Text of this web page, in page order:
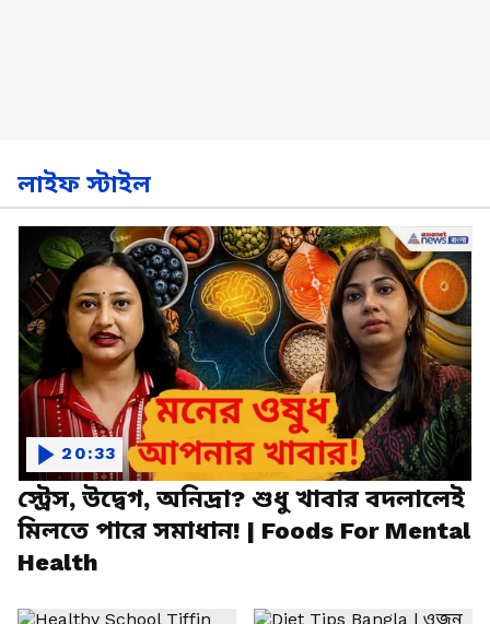
লাইফ স্টাইল
স্ট্রেস, উদ্বেগ, অনিদ্রা? শুধু খাবার বদলালেই
মিলতে পারে সমাধান! | Foods For Mental
Health
20:33